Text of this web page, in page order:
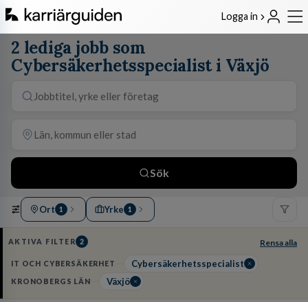
Logga in
2 lediga jobb som
Cybersäkerhetsspecialist i Växjö
Sök
Ort 1 Yrke 1
AKTIVA FILTER 2 Rensa alla
IT OCH CYBERSÄKERHET Cybersäkerhetsspecialist
KRONOBERGS LÄN Växjö